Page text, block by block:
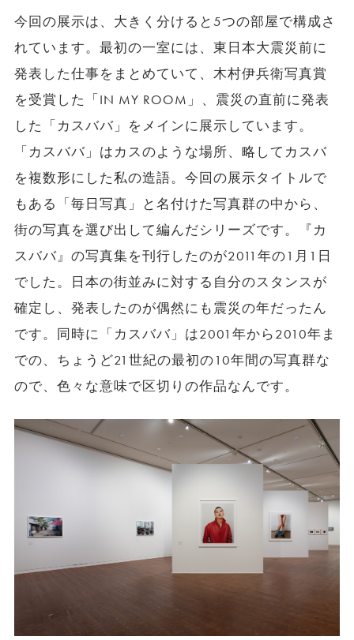
今回の展示は、大きく分けると5つの部屋で構成さ
れています。最初の一室には、東日本大震災前に
発表した仕事をまとめていて、木村伊兵衛写真賞
を受賞した「IN MY ROOM」、震災の直前に発表
した「カスババ」をメインに展示しています。
「カスババ」はカスのような場所、略してカスバ
を複数形にした私の造語。今回の展示タイトルで
もある「毎日写真」と名付けた写真群の中から、
街の写真を選び出して編んだシリーズです。『カ
スババ』の写真集を刊行したのが2011年の1月1日
でした。日本の街並みに対する自分のスタンスが
確定し、発表したのが偶然にも震災の年だったん
です。同時に「カスババ」は2001年から2010年ま
での、ちょうど21世紀の最初の10年間の写真群な
ので、色々な意味で区切りの作品なんです。